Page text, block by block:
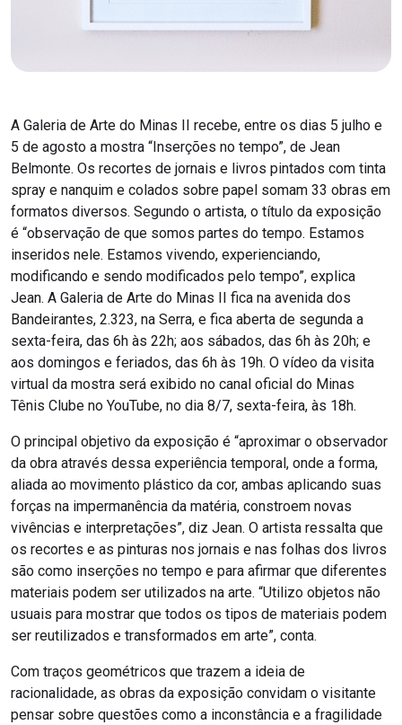
A Galeria de Arte do Minas II recebe, entre os dias 5 julho e
5 de agosto a mostra “Inserções no tempo”, de Jean
Belmonte. Os recortes de jornais e livros pintados com tinta
spray e nanquim e colados sobre papel somam 33 obras em
formatos diversos. Segundo o artista, o título da exposição
é “observação de que somos partes do tempo. Estamos
inseridos nele. Estamos vivendo, experienciando,
modificando e sendo modificados pelo tempo”, explica
Jean. A Galeria de Arte do Minas II fica na avenida dos
Bandeirantes, 2.323, na Serra, e fica aberta de segunda a
sexta-feira, das 6h às 22h; aos sábados, das 6h às 20h; e
aos domingos e feriados, das 6h às 19h. O vídeo da visita
virtual da mostra será exibido no canal oficial do Minas
Tênis Clube no YouTube, no dia 8/7, sexta-feira, às 18h.
O principal objetivo da exposição é “aproximar o observador
da obra através dessa experiência temporal, onde a forma,
aliada ao movimento plástico da cor, ambas aplicando suas
forças na impermanência da matéria, constroem novas
vivências e interpretações”, diz Jean. O artista ressalta que
os recortes e as pinturas nos jornais e nas folhas dos livros
são como inserções no tempo e para afirmar que diferentes
materiais podem ser utilizados na arte. “Utilizo objetos não
usuais para mostrar que todos os tipos de materiais podem
ser reutilizados e transformados em arte”, conta.
Com traços geométricos que trazem a ideia de
racionalidade, as obras da exposição convidam o visitante
pensar sobre questões como a inconstância e a fragilidade